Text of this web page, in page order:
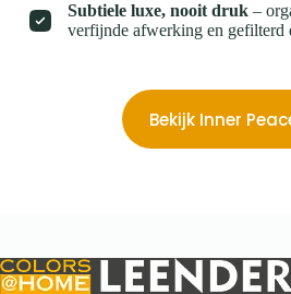
Subtiele luxe, nooit druk–
verfijnde afwerking en gefilterd
Bekijk Inner